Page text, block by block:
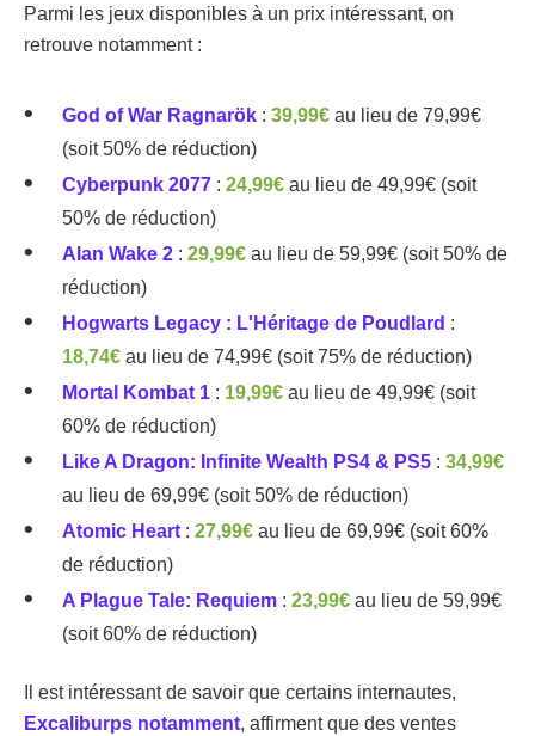
Parmi les jeux disponibles à un prix intéressant, on
retrouve notamment :
God of War Ragnarök : 39,99€ au lieu de 79,99€
(soit 50% de réduction)
Cyberpunk 2077 : 24,99€ au lieu de 49,99€ (soit
50% de réduction)
Alan Wake 2 : 29,99€ au lieu de 59,99€ (soit 50% de
réduction)
Hogwarts Legacy : L'Héritage de Poudlard :
18,74€ au lieu de 74,99€ (soit 75% de réduction)
Mortal Kombat 1 : 19,99€ au lieu de 49,99€ (soit
60% de réduction)
Like A Dragon: Infinite Wealth PS4 & PS5 : 34,99€
au lieu de 69,99€ (soit 50% de réduction)
Atomic Heart : 27,99€ au lieu de 69,99€ (soit 60%
de réduction)
A Plague Tale: Requiem : 23,99€ au lieu de 59,99€
(soit 60% de réduction)
Il est intéressant de savoir que certains internautes,
Excaliburps notamment, affirment que des ventes